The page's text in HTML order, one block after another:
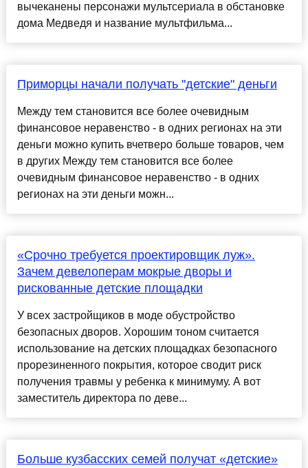
вычеканены персонажи мультсериала в обстановке
дома Медведя и название мультфильма...
Приморцы начали получать "детские" деньги
Между тем становится все более очевидным
финансовое неравенство - в одних регионах на эти
деньги можно купить вчетверо больше товаров, чем
в других Между тем становится все более
очевидным финансовое неравенство - в одних
регионах на эти деньги можн...
«Срочно требуется проектировщик луж».
Зачем девелоперам мокрые дворы и
рискованные детские площадки
У всех застройщиков в моде обустройство
безопасных дворов. Хорошим тоном считается
использование на детских площадках безопасного
прорезиненного покрытия, которое сводит риск
получения травмы у ребенка к минимуму. А вот
заместитель директора по деве...
Больше кузбасских семей получат «детские»